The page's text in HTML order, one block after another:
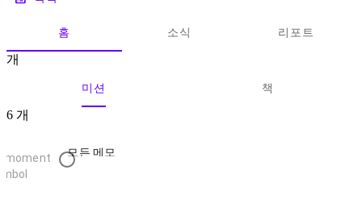
홈 소식 리포트
개
미션 책
6 개
모든 메모